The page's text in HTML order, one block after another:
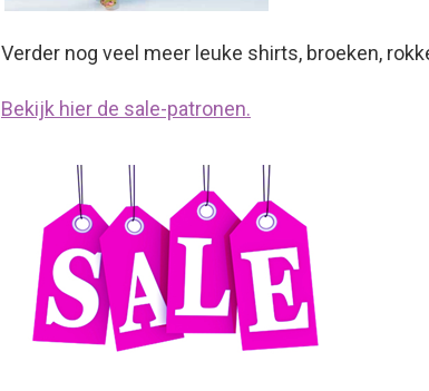
Verder nog veel meer leuke shirts, broeken,
Bekijk hier de sale-patronen.